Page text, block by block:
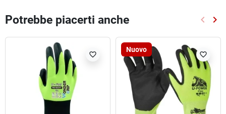
Potrebbe piacerti anche keyboard_arrow_left keyboard_arrow_right
favorite_border
Nuovo
favorite_border